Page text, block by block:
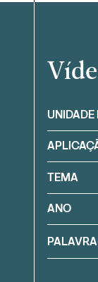
UNIDADE
TEMA
ANO